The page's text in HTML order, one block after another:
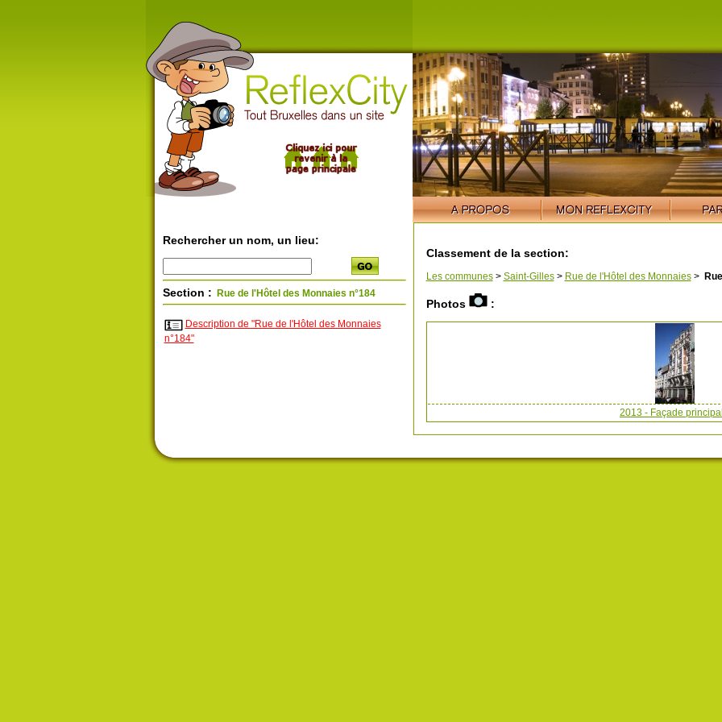
Rechercher un nom, un lieu:
Section : Rue de l'Hôtel des Monnaies n°184
Description de "Rue de l'Hôtel des Monnaies
n°184"
Classement de la section:
Les communes> Saint-Gilles> Rue de l'Hôtel des Monnaies>
Photos :
2013 - Façade